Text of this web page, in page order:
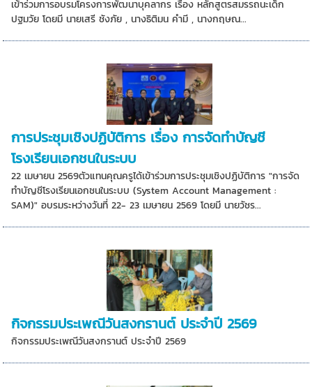
เข้าร่วมการอบรมโครงการพัฒนาบุคลากร เรื่อง หลักสูตรสมรรถนะเด็ก
ปฐมวัย โดยมี นายเสรี ชังภัย , นางธิติมน คำมี , นางกฤษณ...
การประชุมเชิงปฏิบัติการ เรื่อง การจัดทำบัญชี
โรงเรียนเอกชนในระบบ
22 เมษายน 2569ตัวแทนคุณครูได้เข้าร่วมการประชุมเชิงปฏิบัติการ "การจัด
ทำบัญชีโรงเรียนเอกชนในระบบ (System Account Management :
SAM)" อบรมระหว่างวันที่ 22- 23 เมษายน 2569 โดยมี นายวัชร...
กิจกรรมประเพณีวันสงกรานต์ ประจำปี 2569
กิจกรรมประเพณีวันสงกรานต์ ประจำปี 2569